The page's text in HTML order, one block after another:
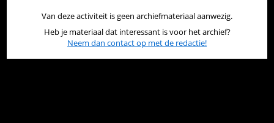
Van deze activiteit is geen archiefmateriaal aanwezig.
Heb je materiaal dat interessant is voor het archief?
Neem dan contact op met de redactie!